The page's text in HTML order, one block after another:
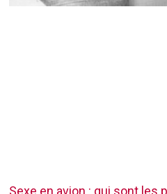
Sexe en avion : qui sont les